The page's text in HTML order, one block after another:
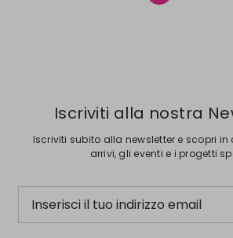
Iscriviti alla nostra
Iscriviti subito alla newsletter e scopri
arrivi, gli eventi e i progetti
Inserisci il tuo indirizzo email